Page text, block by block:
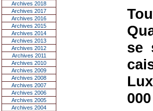
Archives 2018
Archives 2017
Archives 2016
Archives 2015
Archives 2014
Archives 2013
Archives 2012
Archives 2011
Archives 2010
Archives 2009
Archives 2008
Archives 2007
Archives 2006
Archives 2005
Archives 2004
se